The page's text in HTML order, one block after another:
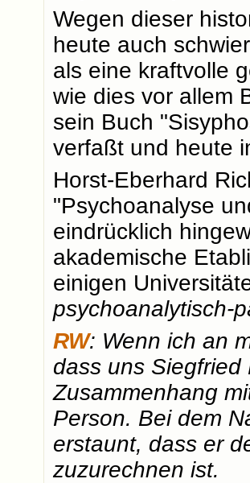
Wegen dieser
heute auch
als eine kraftvolle
wie dies vor allem
sein Buch
verfaßt und heute
Horst-Eberhard
"Psychoanalyse
eindrücklich
akademische
einigen
psychoanalytisch-
RW: Wenn ich an
dass uns
Zusammenhang
Person. Bei dem
erstaunt, dass er
zuzurechnen ist.